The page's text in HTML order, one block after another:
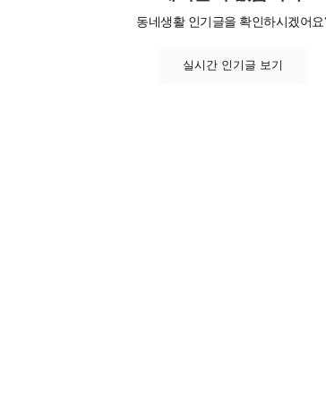
동네생활 인기글을 확인하시겠어요
실시간 인기글 보기